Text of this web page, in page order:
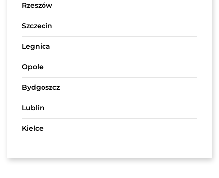
Rzeszów
Szczecin
Legnica
Opole
Bydgoszcz
Lublin
Kielce